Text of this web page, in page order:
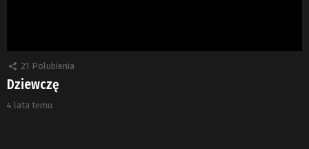
21 Polubienia
Dziewczę
4 lata temu